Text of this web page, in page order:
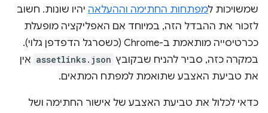
שמשויכות למפתחות החתימה וההעלאה יהיו שונות. חשוב
לזכור את ההבדל הזה, במיוחד אם האפליקציה מופעלת
ככרטיסייה מותאמת ב-Chrome (כשסרגל הדפדפן גלוי).
במקרה כזה, סביר להניח שבקובץ assetlinks.json אין
את טביעת האצבע שתואמת למפתח המתאים.
כדאי לכלול את טביעת האצבע של אישור החתימה ושל